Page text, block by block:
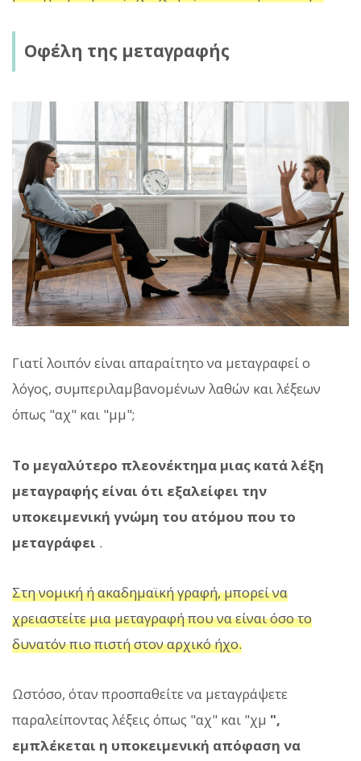
Οφέλη της μεταγραφής
Γιατί λοιπόν είναι απαραίτητο να μεταγραφεί ο
λόγος, συμπεριλαμβανομένων λαθών και λέξεων
όπως "αχ" και "μμ";
Το μεγαλύτερο πλεονέκτημα μιας κατά λέξη
μεταγραφής είναι ότι εξαλείφει την
υποκειμενική γνώμη του ατόμου που το
μεταγράφει .
Στη νομική ή ακαδημαϊκή γραφή, μπορεί να
χρειαστείτε μια μεταγραφή που να είναι όσο το
δυνατόν πιο πιστή στον αρχικό ήχο.
Ωστόσο, όταν προσπαθείτε να μεταγράψετε
παραλείποντας λέξεις όπως "αχ" και "χμ ",
εμπλέκεται η υποκειμενική απόφαση να